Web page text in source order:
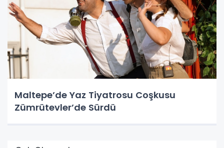
Maltepe’de Yaz Tiyatrosu Coşkusu
Zümrütevler’de Sürdü